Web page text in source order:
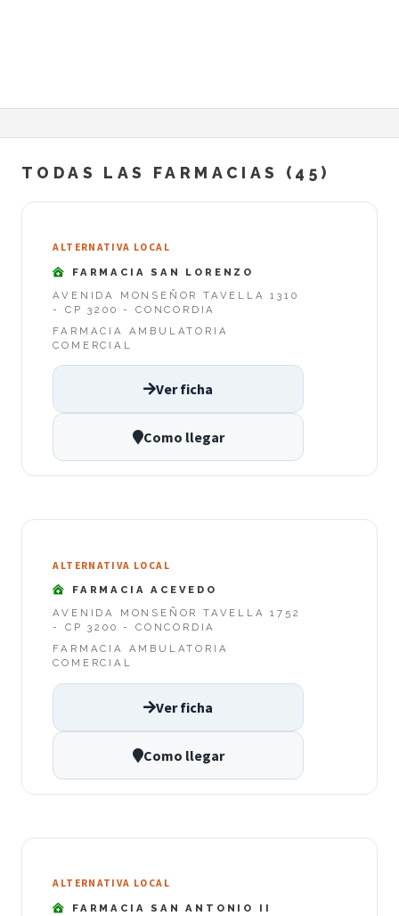
TODAS LAS FARMACIAS (45)
ALTERNATIVA LOCAL
FARMACIA SAN LORENZO
AVENIDA MONSEÑOR TAVELLA 1310
- CP 3200 - CONCORDIA
FARMACIA AMBULATORIA
COMERCIAL
Ver ficha
Como llegar
ALTERNATIVA LOCAL
FARMACIA ACEVEDO
AVENIDA MONSEÑOR TAVELLA 1752
- CP 3200 - CONCORDIA
FARMACIA AMBULATORIA
COMERCIAL
Ver ficha
Como llegar
ALTERNATIVA LOCAL
FARMACIA SAN ANTONIO II